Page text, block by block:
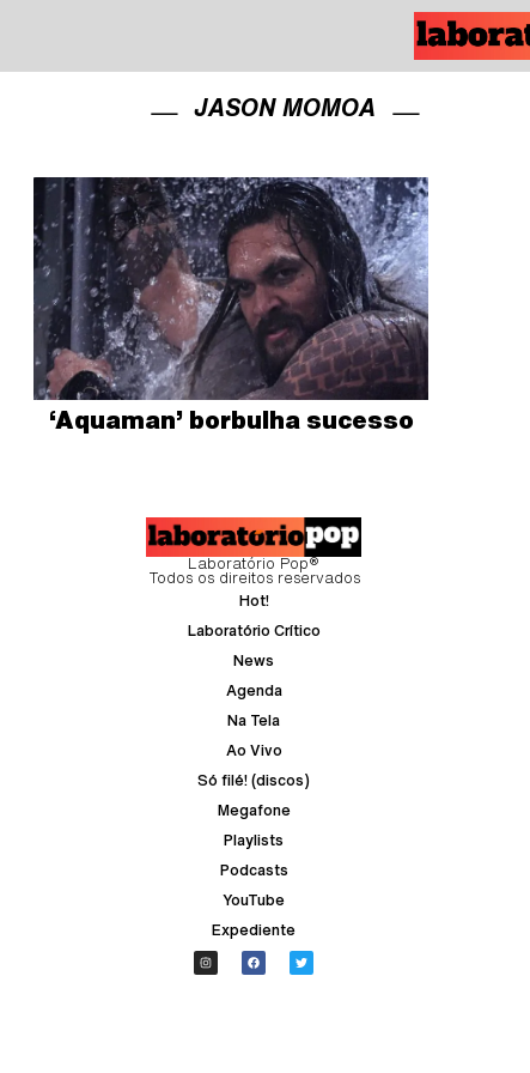
JASON MOMOA
‘Aquaman’ borbulha sucesso
Laboratório Pop®
Todos os direitos reservados
Hot!
Laboratório Crítico
News
Agenda
Na Tela
Ao Vivo
Só filé! (discos)
Megafone
Playlists
Podcasts
YouTube
Expediente